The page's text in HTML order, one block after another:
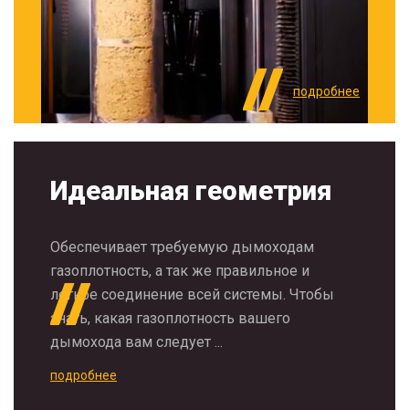
подробнее
Идеальная геометрия
Обеспечивает требуемую дымоходам
газоплотность, а так же правильное и
легкое соединение всей системы. Чтобы
знать, какая газоплотность вашего
дымохода вам следует ...
подробнее